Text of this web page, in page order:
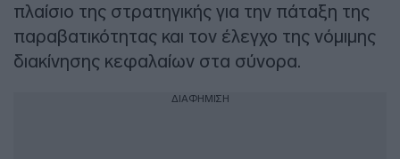
πλαίσιο της στρατηγικής για την πάταξη της
παραβατικότητας και τον έλεγχο της νόμιμης
διακίνησης κεφαλαίων στα σύνορα.
ΔΙΑΦΗΜΙΣΗ